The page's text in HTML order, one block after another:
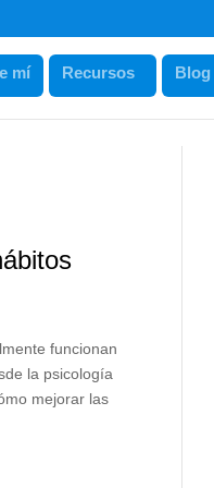
mí Recursos Blog
funcionan
la psicología
mejorar las